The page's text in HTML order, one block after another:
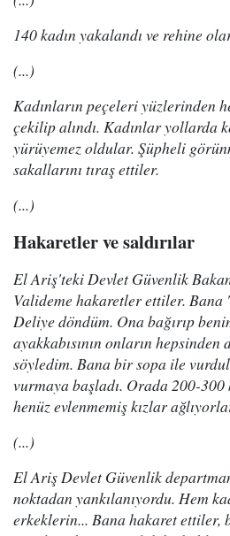
140 kadın yakalandı ve rehine
(...)
Kadınların peçeleri yüzlerinden
çekilip alındı. Kadınlar yollarda
yürüyemez oldular. Şüpheli
sakallarını tıraş ettiler.
(...)
Hakaretler ve saldırılar
El Ariş'teki Devlet Güvenlik
Valideme hakaretler ettiler. Bana
Deliye döndüm. Ona bağırıp
ayakkabısının onların
söyledim. Bana bir sopa ile
vurmaya başladı. Orada 200-
henüz evlenmemiş kızlar
(...)
El Ariş Devlet Güvenlik
noktadan yankılanıyordu. Hem
erkeklerin... Bana hakaret ettiler,